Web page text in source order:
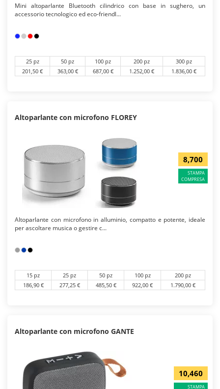
Mini altoparlante Bluetooth cilindrico con base in sughero, un
accessorio tecnologico ed eco-friendl...
25 pz 50 pz 100 pz 200 pz
300 pz
201,50 €
363,00 € 687,00 € 1.252,00 € 1.836,00 €
Altoparlante con microfono FLOREY
8,700
STAMPA
COMPRESA
Altoparlante con microfono in alluminio, compatto e potente, ideale
per ascoltare musica o gestire c...
15 pz 25 pz 50 pz 100 pz
200 pz
186,90 €
277,25 € 485,50 € 922,00 € 1.790,00 €
Altoparlante con microfono GANTE
10,460
STAMPA